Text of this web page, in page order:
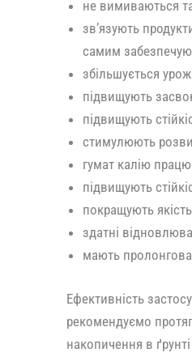
не вимиваються
зв’язують
самим
збільшується
підвищують
підвищують
стимулюють
гумат калію
підвищують
покращують
здатні
мають
Ефективність
рекомендуємо
накопичення в